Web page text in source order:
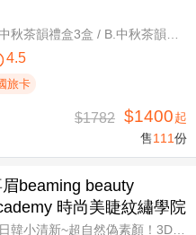
4.5
旅卡
$1782 $1400起
售111份
beaming beauty
時尚美睫紋繡學院